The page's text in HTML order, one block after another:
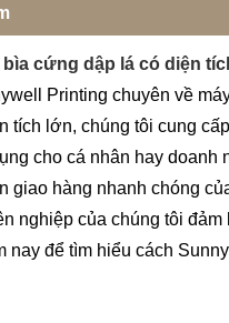
bìa cứng dập lá có diện
Printing chuyên về
tích lớn, chúng tôi cung
cho cá nhân hay doanh
giao hàng nhanh chóng
nghiệp của chúng tôi
nay để tìm hiểu cách